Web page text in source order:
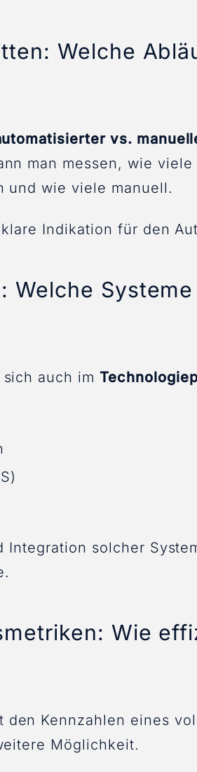
Welche
vs.
man messen, wie
und wie viele manuell.
Indikation für den
Welche
auch im
Integration solcher
Wie
den Kennzahlen eines
Möglichkeit.